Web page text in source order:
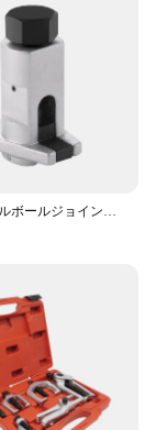
to extract rod
of the
working on a
extractor is
to any
ユニバーサルボールジョイントセパレーターツール、タイロッドエンドプーラー、ピットマンアームプーラー、スチールスプリッター、自動車修理ツール、ハンドツール